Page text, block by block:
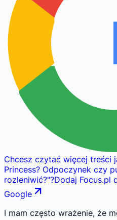
Chcesz czytać więcej treści
Princess? Odpoczynek czy
rozleniwić?"?Dodaj Focus.pl
Google
I mam często wrażenie, że